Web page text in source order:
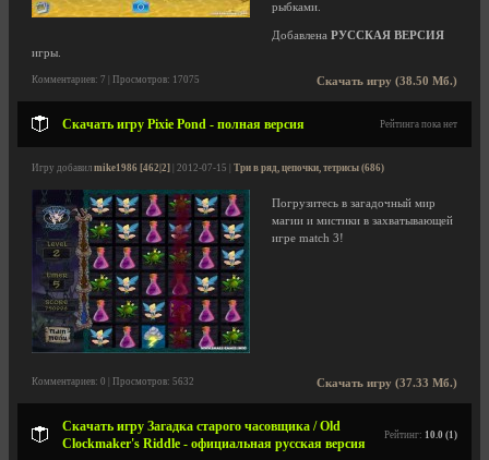
рыбками.
Добавлена РУССКАЯ ВЕРСИЯ
игры.
Скачать игру (38.50 Мб.)
Комментариев: 7 | Просмотров: 17075
Скачать игру Pixie Pond - полная версия Рейтинга пока нет
Игру добавил mike1986 [462|2] | 2012-07-15 | Три в ряд, цепочки, тетрисы (686)
Погрузитесь в загадочный мир
магии и мистики в захватывающей
игре match 3!
Скачать игру (37.33 Мб.)
Комментариев: 0 | Просмотров: 5632
Скачать игру Загадка старого часовщика / Old
Clockmaker's Riddle - официальная русская версия
Рейтинг: 10.0 (1)